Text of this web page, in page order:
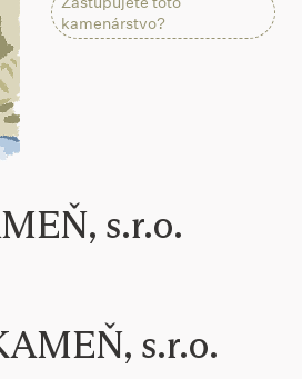
kamenárstvo?
s.r.o.
s.r.o.